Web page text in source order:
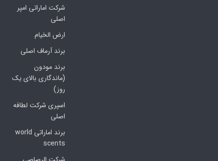
شرکت اماراتی امپر
اصلی
ارض الخیام
برند آرماف اصلی
برند مودون
(ماندگاری بالای یک
روز)
اسپری شرکت لطافه
اصلی
برند اماراتی world
scents